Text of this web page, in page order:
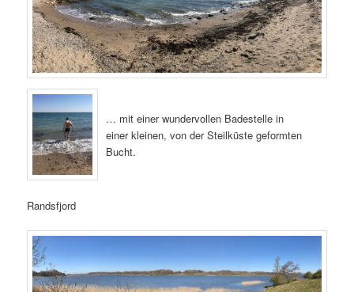
… mit einer wundervollen Badestelle in
einer kleinen, von der Steilküste geformten
Bucht.
Randsfjord